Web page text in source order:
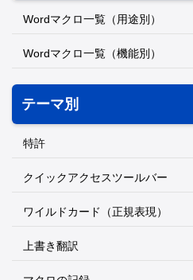
Wordマクロ一覧（用途別）
Wordマクロ一覧（機能別）
テーマ別
特許
クイックアクセスツールバー
ワイルドカード（正規表現）
上書き翻訳